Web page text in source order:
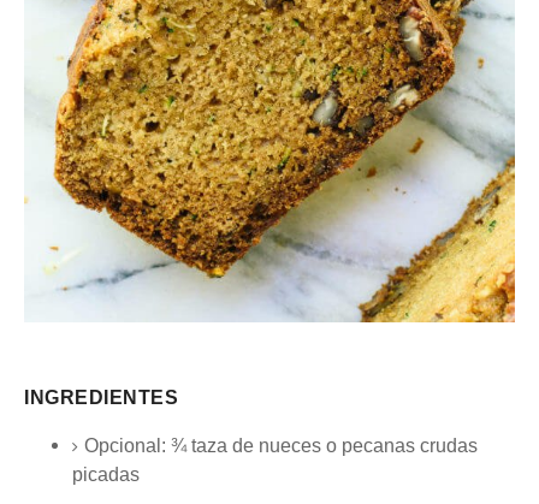
INGREDIENTES
Opcional: ¾ taza de nueces o pecanas crudas
picadas